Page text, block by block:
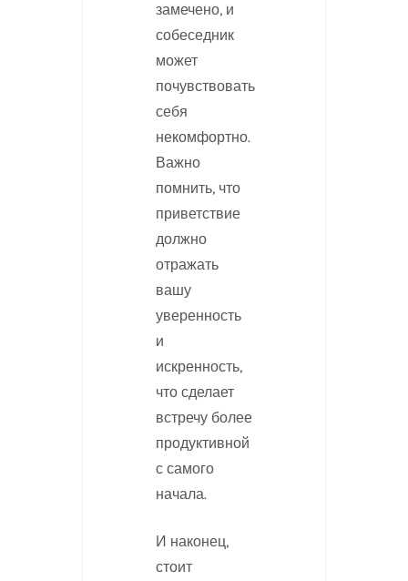
замечено, и
собеседник
может
почувствовать
себя
некомфортно.
Важно
помнить, что
приветствие
должно
отражать
вашу
уверенность
и
искренность,
что сделает
встречу более
продуктивной
с самого
начала.
И наконец,
стоит